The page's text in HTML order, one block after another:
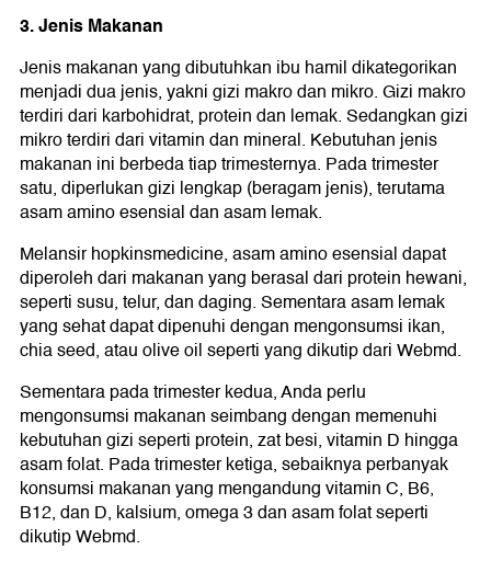
3. Jenis Makanan
Jenis makanan yang dibutuhkan ibu hamil dikategorikan
menjadi dua jenis, yakni gizi makro dan mikro. Gizi makro
terdiri dari karbohidrat, protein dan lemak. Sedangkan gizi
mikro terdiri dari vitamin dan mineral. Kebutuhan jenis
makanan ini berbeda tiap trimesternya. Pada trimester
satu, diperlukan gizi lengkap (beragam jenis), terutama
asam amino esensial dan asam lemak.
Melansir hopkinsmedicine, asam amino esensial dapat
diperoleh dari makanan yang berasal dari protein hewani,
seperti susu, telur, dan daging. Sementara asam lemak
yang sehat dapat dipenuhi dengan mengonsumsi ikan,
chia seed, atau olive oil seperti yang dikutip dari Webmd.
Sementara pada trimester kedua, Anda perlu
mengonsumsi makanan seimbang dengan memenuhi
kebutuhan gizi seperti protein, zat besi, vitamin D hingga
asam folat. Pada trimester ketiga, sebaiknya perbanyak
konsumsi makanan yang mengandung vitamin C, B6,
B12, dan D, kalsium, omega 3 dan asam folat seperti
dikutip Webmd.